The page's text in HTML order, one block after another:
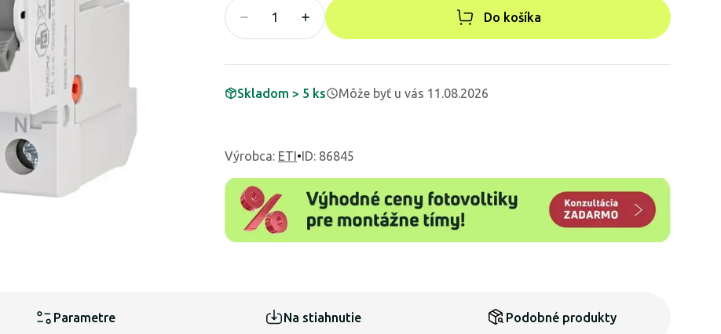
Do košíka
Skladom > 5 ks Môže byť u vás 11.08.2026
Výrobca: ETI•ID: 86845
Parametre Na stiahnutie Podobné produkty